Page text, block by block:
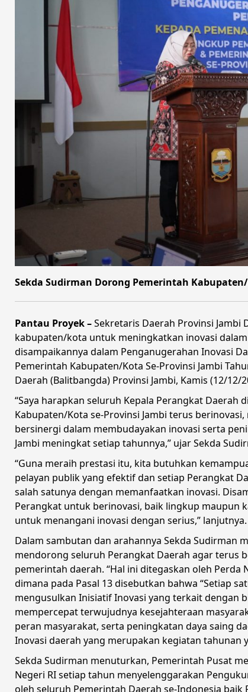
Sekda Sudirman Dorong Pemerintah
Pantau Proyek –Sekretaris Daerah Provinsi Jambi
kabupaten/kota untuk meningkatkan inovasi
disampaikannya dalam Penganugerahan Inovasi
Pemerintah Kabupaten/Kota Se-Provinsi Jambi
Daerah (Balitbangda) Provinsi Jambi, Kamis (12/12/
“Saya harapkan seluruh Kepala Perangkat
Kabupaten/Kota se-Provinsi Jambi terus
bersinergi dalam membudayakan inovasi serta
Jambi meningkat setiap tahunnya,” ujar Sekda
“Guna meraih prestasi itu, kita butuhkan
pelayan publik yang efektif dan setiap Perangkat
salah satunya dengan memanfaatkan inovasi.
Perangkat untuk berinovasi, baik lingkup maupun
untuk menangani inovasi dengan serius,” lanjutnya.
Dalam sambutan dan arahannya Sekda Sudirman
mendorong seluruh Perangkat Daerah agar terus
pemerintah daerah. “Hal ini ditegaskan oleh Perda
dimana pada Pasal 13 disebutkan bahwa “Setiap
mengusulkan Inisiatif Inovasi yang terkait dengan
mempercepat terwujudnya kesejahteraan
peran masyarakat, serta peningkatan daya saing
Inovasi daerah yang merupakan kegiatan tahunan
Sekda Sudirman menuturkan, Pemerintah Pusat
Negeri RI setiap tahun menyelenggarakan
oleh seluruh Pemerintah Daerah se-Indonesia